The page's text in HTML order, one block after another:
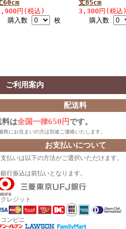
60cm
円(税込)
購入数
枚
丈85cm
3,300円(税込)
購入数
ご利用案内
配送料
料は全国一律650円です。
島にお住まいの方は別途ご連絡いたします。
お支払いについて
払いは以下の方法がご選択いただけます。
行振込は前払いとなります。
レジット
ンビニ